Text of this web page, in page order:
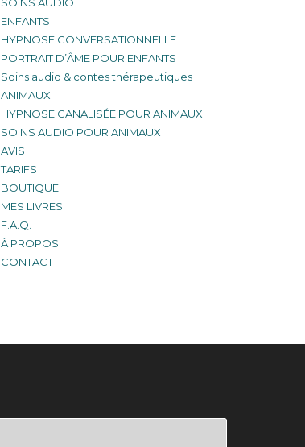
ENFANTS
HYPNOSE CONVERSATIONNELLE
PORTRAIT D’ÂME POUR ENFANTS
Soins audio & contes thérapeutiques
ANIMAUX
HYPNOSE CANALISÉE POUR ANIMAUX
SOINS AUDIO POUR ANIMAUX
AVIS
TARIFS
BOUTIQUE
MES LIVRES
F.A.Q.
À PROPOS
CONTACT